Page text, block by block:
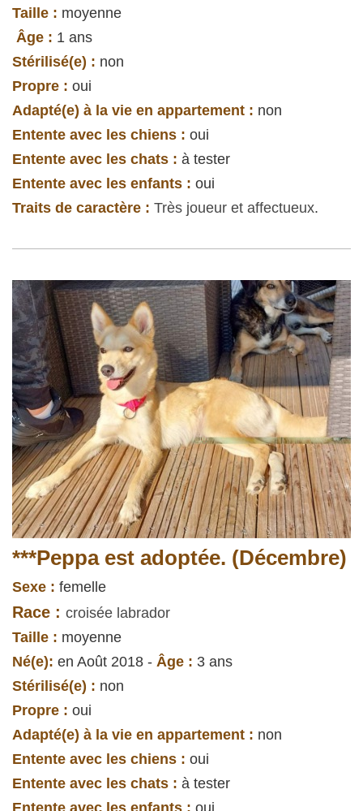
Taille : moyenne
Âge : 1 ans
Stérilisé(e) : non
Propre : oui
Adapté(e) à la vie en appartement : non
Entente avec les chiens : oui
Entente avec les chats : à tester
Entente avec les enfants : oui
Traits de caractère : Très joueur et affectueux.
***Peppa est adoptée. (Décembre)
Sexe : femelle
Race : croisée labrador
Taille : moyenne
Né(e): en Août 2018 - Âge : 3 ans
Stérilisé(e) : non
Propre : oui
Adapté(e) à la vie en appartement : non
Entente avec les chiens : oui
Entente avec les chats : à tester